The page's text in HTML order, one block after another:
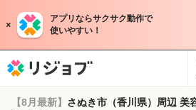
アプリならサクサク動作で
使いやすい！
【8月最新】 さぬき市（香川県）周辺 美